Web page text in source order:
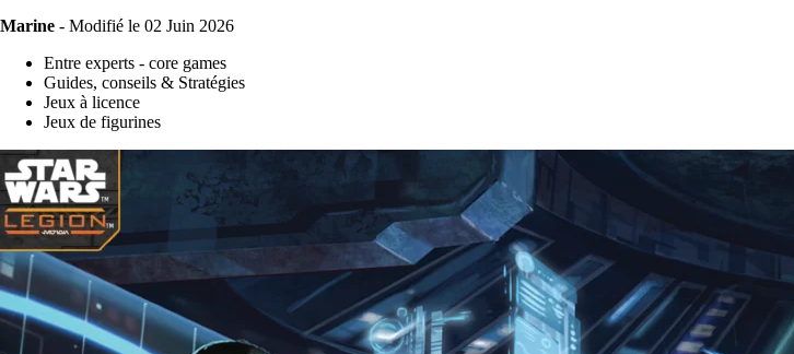
Marine - Modifié le 02 Juin 2026
Entre experts - core games
Guides, conseils & Stratégies
Jeux à licence
Jeux de figurines